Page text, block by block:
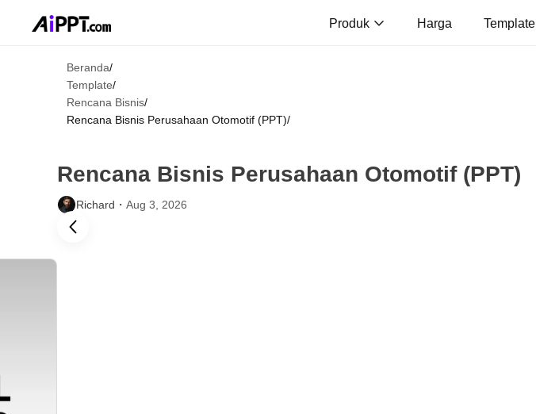
Produk Harga Template
Beranda/
Template/
Rencana Bisnis/
Rencana Bisnis Perusahaan Otomotif (PPT)/
Rencana Bisnis Perusahaan Otomotif (PPT)
Richard・ Aug 3, 2026